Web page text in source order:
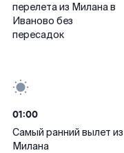
перелета из Милана в
Иваново без
пересадок
01:00
Самый ранний вылет из
Милана